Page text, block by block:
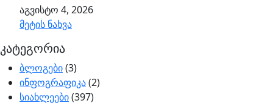
აგვისტო 4, 2026
მეტის ნახვა
კატეგორია
ბლოგები(3)
ინფოგრაფიკა(2)
სიახლეები(397)